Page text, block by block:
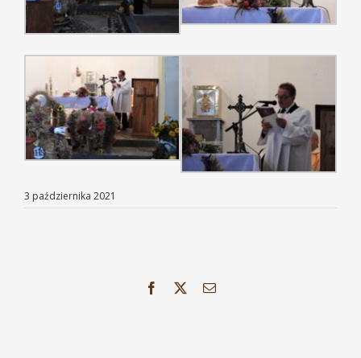
3 października 2021
Facebook Email